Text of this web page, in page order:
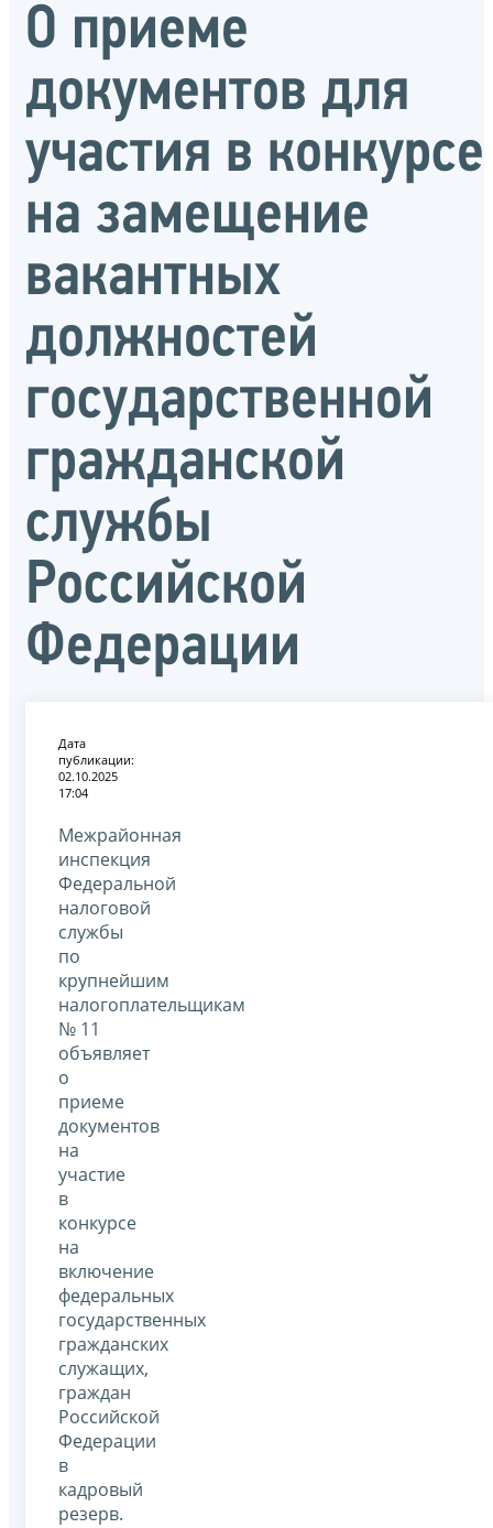
О приеме
документов для
участия в конкурсе
на замещение
вакантных
должностей
государственной
гражданской
службы
Российской
Федерации
Дата
публикации:
02.10.2025
17:04
Межрайонная
инспекция
Федеральной
налоговой
службы
по
крупнейшим
налогоплательщикам
№ 11
объявляет
о
приеме
документов
на
участие
в
конкурсе
на
включение
федеральных
государственных
гражданских
служащих,
граждан
Российской
Федерации
в
кадровый
резерв.